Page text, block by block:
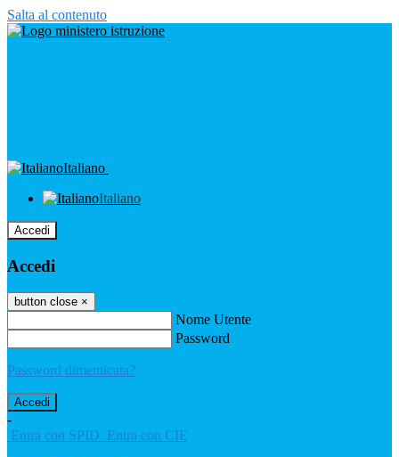
Salta al contenuto
Italiano
Italiano
Accedi
Accedi
button close ×
Nome Utente
Password
Password dimenticata?
-
Entra con SPID Entra con CIE